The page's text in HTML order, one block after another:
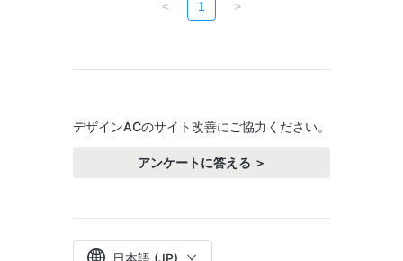
< 1 >
デザインACのサイト改善にご協力ください。
アンケートに答える ＞